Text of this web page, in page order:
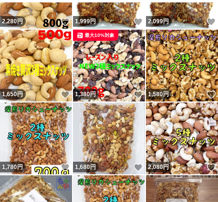
2,280円 いいね！
1,999円 いいね！
2,099円
1,650円 いいね！
1,380円 いいね！
最大10%対象
1,580円
1,780円 いいね！
1,680円 いいね！
2,080円